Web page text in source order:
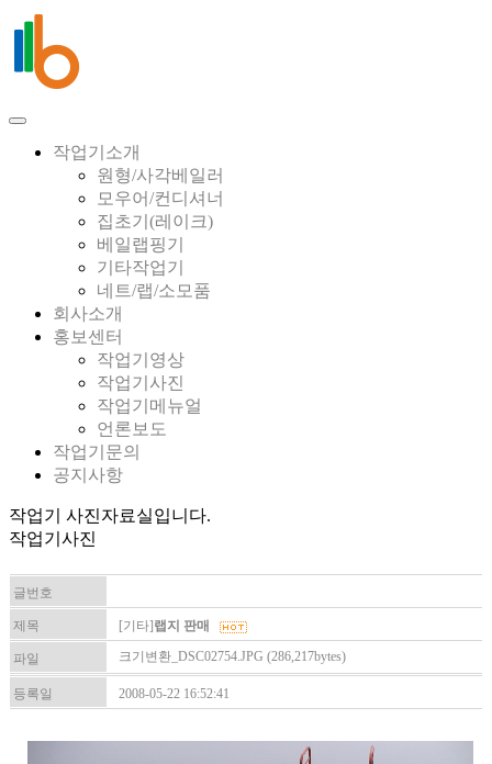
작업기소개
원형/사각베일러
모우어/컨디셔너
집초기(레이크)
베일랩핑기
기타작업기
네트/랩/소모품
회사소개
홍보센터
작업기영상
작업기사진
작업기메뉴얼
언론보도
작업기문의
공지사항
작업기 사진자료실입니다.
작업기사진
글번호
제목 [기타] 랩지 판매
파일 크기변환_DSC02754.JPG (286,217bytes)
등록일 2008-05-22 16:52:41